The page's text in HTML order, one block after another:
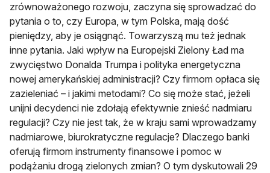
zrównoważonego rozwoju, zaczyna się sprowadzać do
pytania o to, czy Europa, w tym Polska, mają dość
pieniędzy, aby je osiągnąć. Towarzyszą mu też jednak
inne pytania. Jaki wpływ na Europejski Zielony Ład ma
zwycięstwo Donalda Trumpa i polityka energetyczna
nowej amerykańskiej administracji? Czy firmom opłaca się
zazieleniać – i jakimi metodami? Co się może stać, jeżeli
unijni decydenci nie zdołają efektywnie znieść nadmiaru
regulacji? Czy nie jest tak, że w kraju sami wprowadzamy
nadmiarowe, biurokratyczne regulacje? Dlaczego banki
oferują firmom instrumenty finansowe i pomoc w
podążaniu drogą zielonych zmian? O tym dyskutowali 29